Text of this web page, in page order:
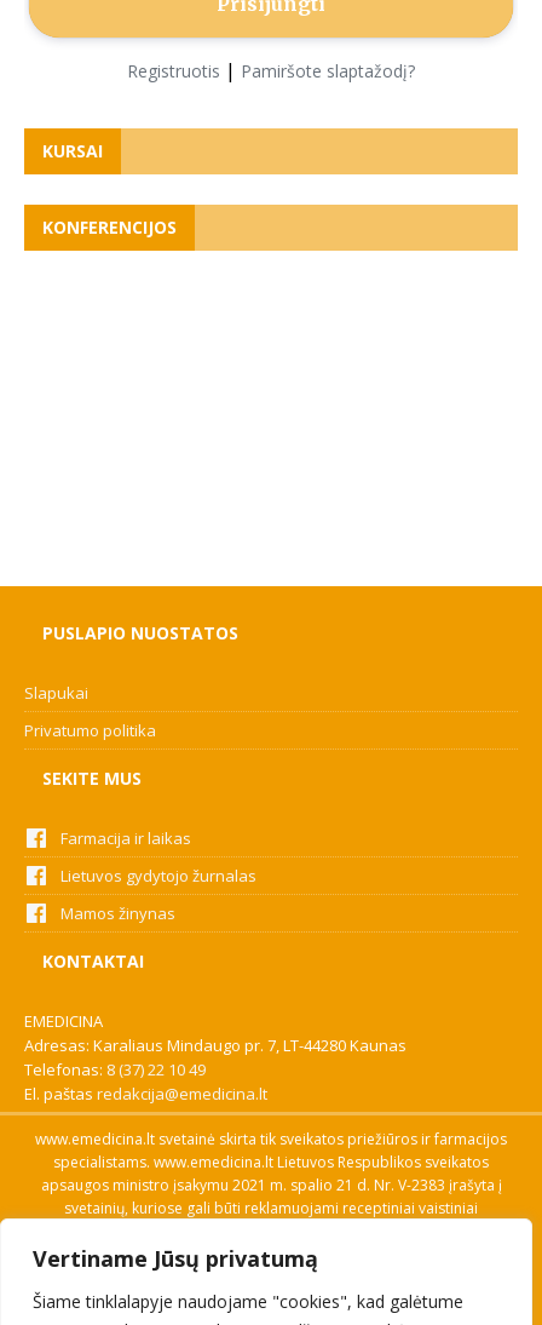
Vertiname Jūsų privatumą
Šiame tinklalapyje naudojame "cookies", kad galėtume
Registruotis | Pamiršote slaptažodį?
KURSAI
KONFERENCIJOS
PUSLAPIO NUOSTATOS
Slapukai
Privatumo politika
SEKITE MUS
Farmacija ir laikas
Lietuvos gydytojo žurnalas
Mamos žinynas
KONTAKTAI
EMEDICINA
Adresas: Karaliaus Mindaugo pr. 7, LT-44280 Kaunas
Telefonas: 8 (37) 22 10 49
El. paštas redakcija@emedicina.lt
www.emedicina.lt svetainė skirta tik sveikatos priežiūros ir farmacijos
specialistams. www.emedicina.lt Lietuvos Respublikos sveikatos
apsaugos ministro įsakymu 2021 m. spalio 21 d. Nr. V-2383 įrašyta į
svetainių, kuriose gali būti reklamuojami receptiniai vaistiniai
savo profesinę kvalifikaciją. Naudingos nuorodos: Vaistų ir medicinos
pagalbos priemonių kainų paieška, VVKT tinklalapis, Sveikatos
priežiūros ar farmacijos specialisto pranešimo apie įtariamą